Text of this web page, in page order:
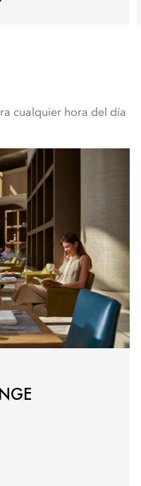
cualquier hora del día